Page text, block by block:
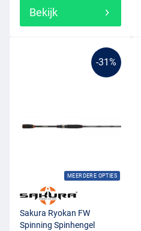
Bekijk
-31%
MEERDERE OPTIES
Sakura Ryokan FW
Spinning Spinhengel